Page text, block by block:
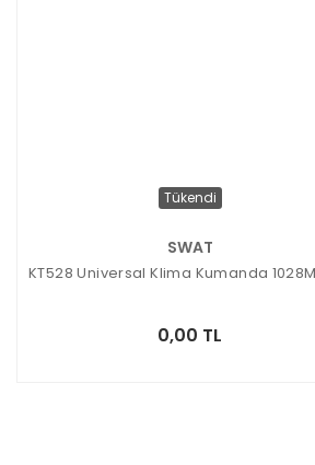
Tükendi
SWAT
KT528 Universal Klima Kumanda
0,00 TL